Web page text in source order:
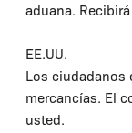
aduana.
EE.UU.
Los ciudadanos
mercancías. El
usted.